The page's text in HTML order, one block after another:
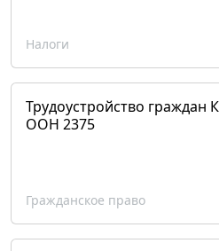
Налоги
Трудоустройство граждан
ООН 2375
Гражданское право